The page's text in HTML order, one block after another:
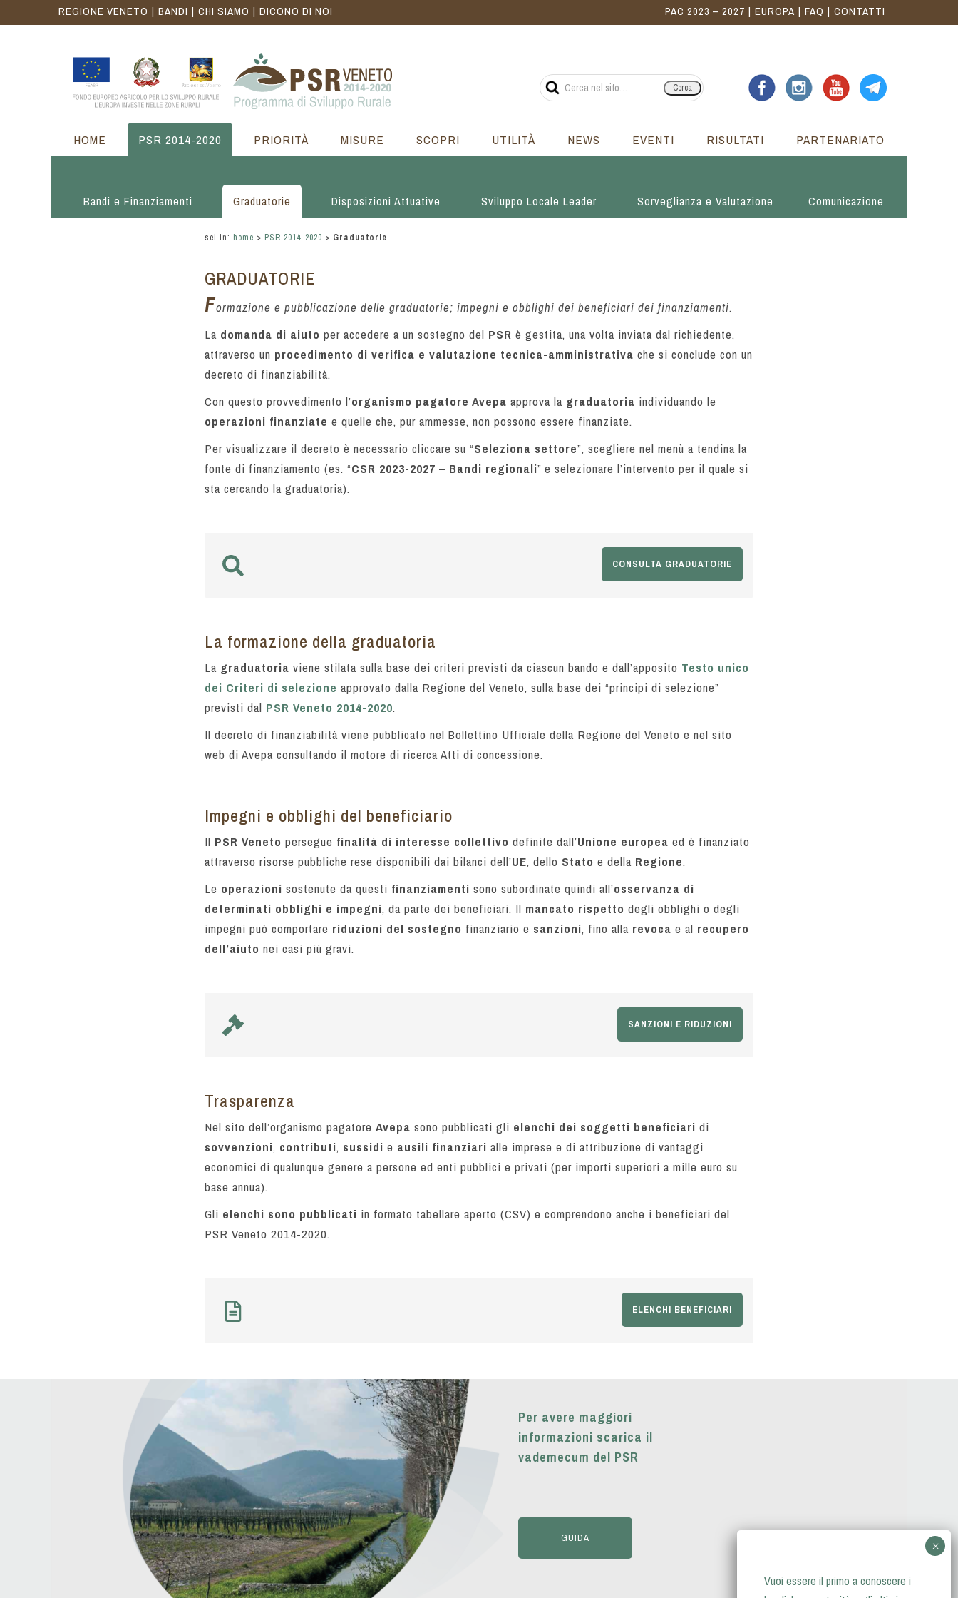
REGIONE VENETO BANDI CHI SIAMO DICONO DI NOI PAC 2023 – 2027 EUROPA FAQ CONTATTI
Cerca
HOME PSR 2014-2020 PRIORITÀ MISURE SCOPRI UTILITÀ NEWS EVENTI RISULTATI PARTENARIATO
Bandi e Finanziamenti Graduatorie Disposizioni Attuative Sviluppo Locale Leader Sorveglianza e Valutazione Comunicazione
sei in: home > PSR 2014-2020 > Graduatorie
GRADUATORIE
Formazione e pubblicazione delle graduatorie; impegni e obblighi dei beneficiari dei finanziamenti.
La domanda di aiuto per accedere a un sostegno del PSR è gestita, una volta inviata dal richiedente,
attraverso un procedimento di verifica e valutazione tecnica-amministrativa che si conclude con un
decreto di finanziabilità.
Con questo provvedimento l’organismo pagatore Avepa approva la graduatoria individuando le
operazioni finanziate e quelle che, pur ammesse, non possono essere finanziate.
Per visualizzare il decreto è necessario cliccare su “Seleziona settore”, scegliere nel menù a tendina la
fonte di finanziamento (es. “CSR 2023-2027 – Bandi regionali” e selezionare l’intervento per il quale si
sta cercando la graduatoria).
CONSULTA GRADUATORIE
La formazione della graduatoria
La graduatoria viene stilata sulla base dei criteri previsti da ciascun bando e dall’apposito Testo unico
dei Criteri di selezione approvato dalla Regione del Veneto, sulla base dei “principi di selezione”
previsti dal PSR Veneto 2014-2020.
Il decreto di finanziabilità viene pubblicato nel Bollettino Ufficiale della Regione del Veneto e nel sito
web di Avepa consultando il motore di ricerca Atti di concessione.
Impegni e obblighi del beneficiario
Il PSR Veneto persegue finalità di interesse collettivo definite dall’Unione europea ed è finanziato
attraverso risorse pubbliche rese disponibili dai bilanci dell’UE, dello Stato e della Regione.
Le operazioni sostenute da questi finanziamenti sono subordinate quindi all’osservanza di
determinati obblighi e impegni, da parte dei beneficiari. Il mancato rispetto degli obblighi o degli
impegni può comportare riduzioni del sostegno finanziario e sanzioni, fino alla revoca e al recupero
dell’aiuto nei casi più gravi.
SANZIONI E RIDUZIONI
Trasparenza
Nel sito dell’organismo pagatore Avepa sono pubblicati gli elenchi dei soggetti beneficiari di
sovvenzioni, contributi, sussidi e ausili finanziari alle imprese e di attribuzione di vantaggi
economici di qualunque genere a persone ed enti pubblici e privati (per importi superiori a mille euro su
base annua).
Gli elenchi sono pubblicati in formato tabellare aperto (CSV) e comprendono anche i beneficiari del
PSR Veneto 2014-2020.
ELENCHI BENEFICIARI
Per avere maggiori
informazioni scarica il
vademecum del PSR
GUIDA
Vuoi essere il primo a conoscere i